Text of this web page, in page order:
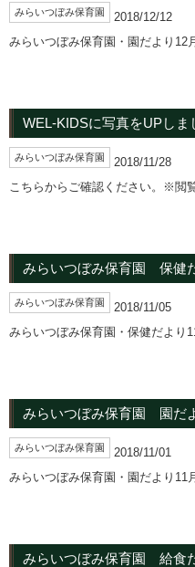
みらいつぼみ保育園
2018/12/12
みらいつぼみ保育園・園だより12
WEL-KIDSに写真をUPし
みらいつぼみ保育園
2018/11/28
こちらからご確認ください。※閲
みらいつぼみ保育園 保健
みらいつぼみ保育園
2018/11/05
みらいつぼみ保育園・保健だより
みらいつぼみ保育園 園だ
みらいつぼみ保育園
2018/11/01
みらいつぼみ保育園・園だより11
みらいつぼみ保育園 給食